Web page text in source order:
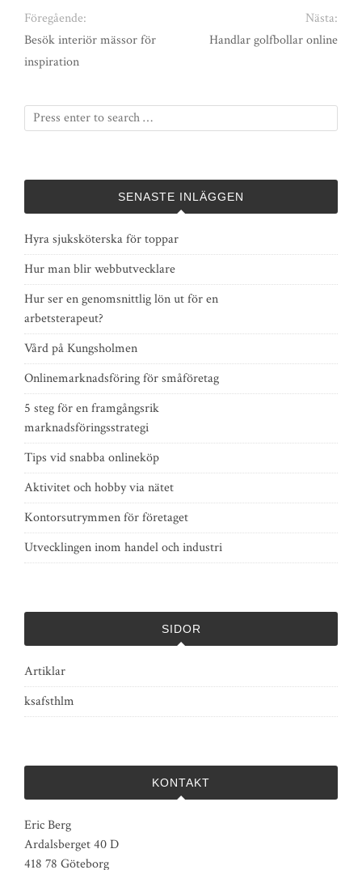
Föregående:
Besök interiör mässor för
inspiration
Nästa:
Handlar golfbollar online
SENASTE INLÄGGEN
Hyra sjuksköterska för toppar
Hur man blir webbutvecklare
Hur ser en genomsnittlig lön ut för en
arbetsterapeut?
Vård på Kungsholmen
Onlinemarknadsföring för småföretag
5 steg för en framgångsrik
marknadsföringsstrategi
Tips vid snabba onlineköp
Aktivitet och hobby via nätet
Kontorsutrymmen för företaget
Utvecklingen inom handel och industri
SIDOR
Artiklar
ksafsthlm
KONTAKT
Eric Berg
Ardalsberget 40 D
418 78 Göteborg